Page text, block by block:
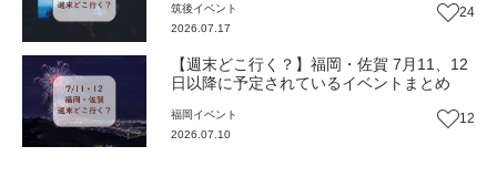
筑後イベント
2026.07.17
24
【週末どこ行く？】福岡・佐賀 7月11、12
日以降に予定されているイベントまとめ
福岡 イベント
2026.07.10
12